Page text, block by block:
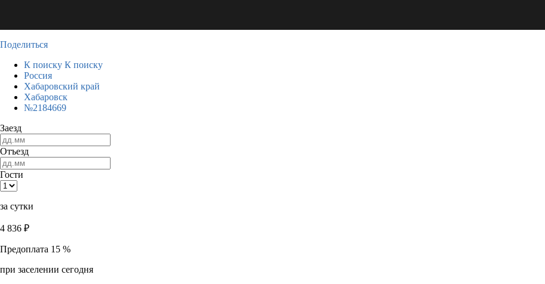
Поделиться
К поиску К поиску
Россия
Хабаровский край
Хабаровск
№2184669
Заезд
Отъезд
Гости
за сутки
4 836 ₽
Предоплата 15 %
при заселении сегодня